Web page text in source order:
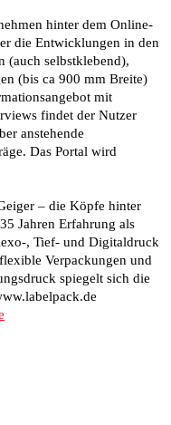
hinter dem Online-
die Entwicklungen in den
(auch selbstklebend),
(bis ca 900 mm Breite)
mit
findet der Nutzer
anstehende
Das Portal wird
– die Köpfe hinter
Jahren Erfahrung als
, Tief- und Digitaldruck
Verpackungen und
spiegelt sich die